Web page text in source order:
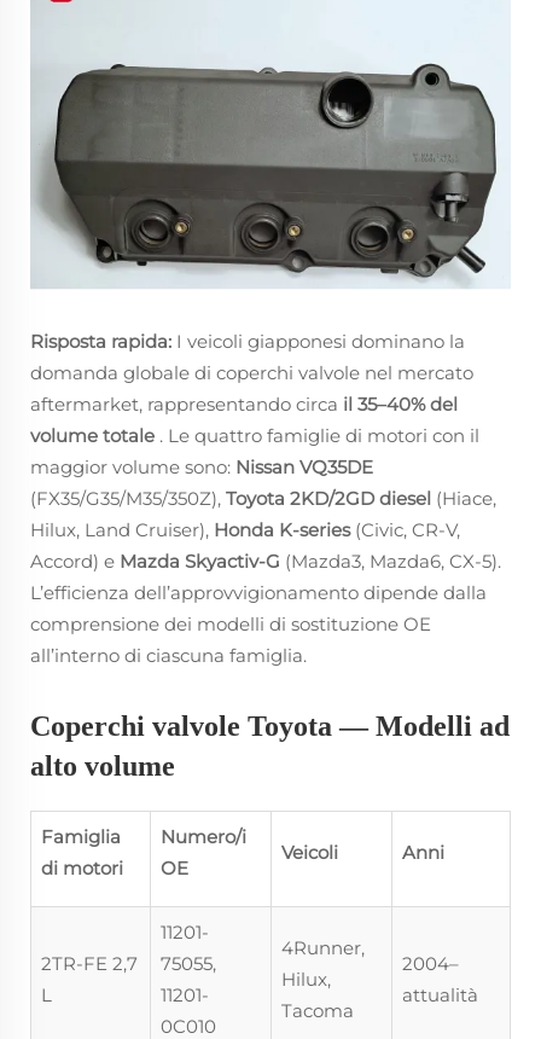
Risposta rapida: I veicoli giapponesi dominano la
domanda globale di coperchi valvole nel mercato
aftermarket, rappresentando circa il 35–40% del
volume totale . Le quattro famiglie di motori con il
maggior volume sono: Nissan VQ35DE
(FX35/G35/M35/350Z), Toyota 2KD/2GD diesel (Hiace,
Hilux, Land Cruiser), Honda K-series (Civic, CR-V,
Accord) e Mazda Skyactiv-G (Mazda3, Mazda6, CX-5).
L’efficienza dell’approvvigionamento dipende dalla
comprensione dei modelli di sostituzione OE
all’interno di ciascuna famiglia.
Coperchi valvole Toyota — Modelli ad
alto volume
Famiglia
di motori
Numero/i
OE
Veicoli Anni
2TR-FE 2,7
L
11201-
75055,
11201-
0C010
4Runner,
Hilux,
Tacoma
2004–
attualità